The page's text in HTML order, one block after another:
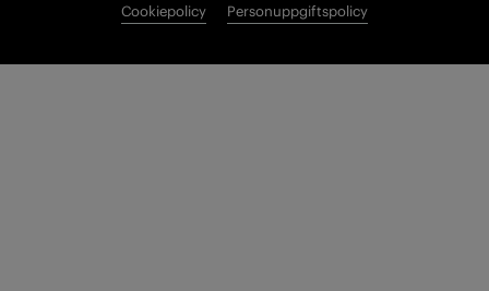
Cookiepolicy
Personuppgiftspolicy